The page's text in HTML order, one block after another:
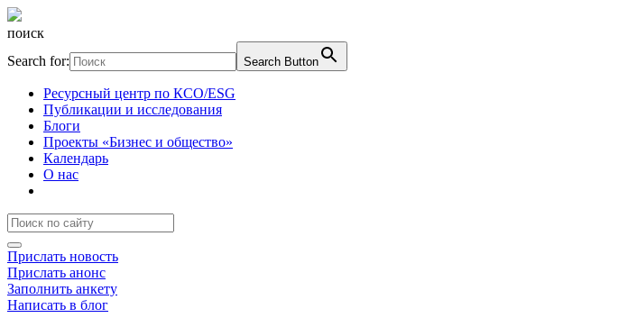
поиск
Search for:
Search Button
Ресурсный центр по КСО/ESG
Публикации и исследования
Блоги
Проекты «Бизнес и общество»
Календарь
О нас
Прислать новость
Прислать анонс
Заполнить анкету
Написать в блог